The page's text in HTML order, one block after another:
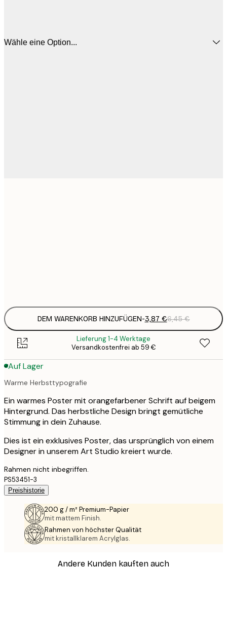
Wähle eine Option...
DEM WARENKORB HINZUFÜGEN-3,87 €6,45 €
Lieferung 1-4 Werktage
Versandkostenfrei ab 59 €
Auf Lager
Warme Herbsttypografie
Ein warmes Poster mit orangefarbener Schrift auf beigem
Hintergrund. Das herbstliche Design bringt gemütliche
Stimmung in dein Zuhause.
Dies ist ein exklusives Poster, das ursprünglich von einem
Designer in unserem Art Studio kreiert wurde.
Rahmen nicht inbegriffen.
PS53451-3
Preishistorie
200 g / m² Premium-Papier
mit mattem Finish.
Rahmen von höchster Qualität
mit kristallklarem Acrylglas.
Andere Kunden kauften auch